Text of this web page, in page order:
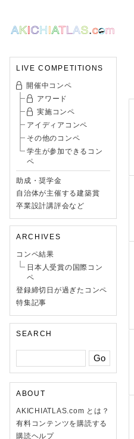
LIVE COMPETITIONS
開催中コンペ
アワード
実施コンペ
アイディアコンペ
その他のコンペ
学生が参加できるコン
ペ
助成・奨学金
自治体が主催する建築賞
卒業設計講評会など
ARCHIVES
コンペ結果
日本人受賞の国際コン
ペ
登録締切日が過ぎたコンペ
特集記事
SEARCH
ABOUT
AKICHIATLAS.com とは？
有料コンテンツを購読する
購読ヘルプ